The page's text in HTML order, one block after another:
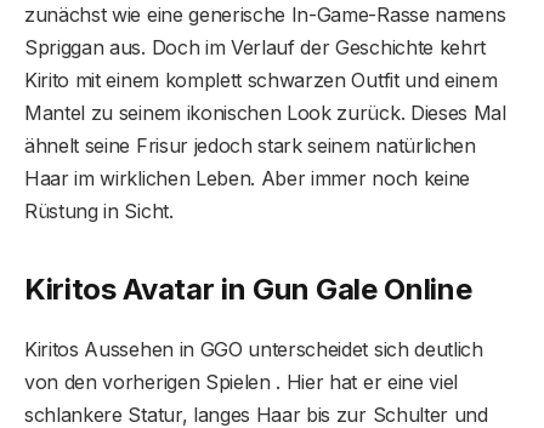
zunächst wie eine generische In-Game-Rasse namens
Spriggan aus. Doch im Verlauf der Geschichte kehrt
Kirito mit einem komplett schwarzen Outfit und einem
Mantel zu seinem ikonischen Look zurück. Dieses Mal
ähnelt seine Frisur jedoch stark seinem natürlichen
Haar im wirklichen Leben. Aber immer noch keine
Rüstung in Sicht.
Kiritos Avatar in Gun Gale Online
Kiritos Aussehen in GGO unterscheidet sich deutlich
von den vorherigen Spielen . Hier hat er eine viel
schlankere Statur, langes Haar bis zur Schulter und